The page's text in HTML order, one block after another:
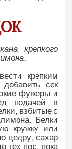
крепкого
крепким
сок
фужеры и
подачей в
взбитые с
Белки
кружку или
цедру, сахар
тех пор, пока